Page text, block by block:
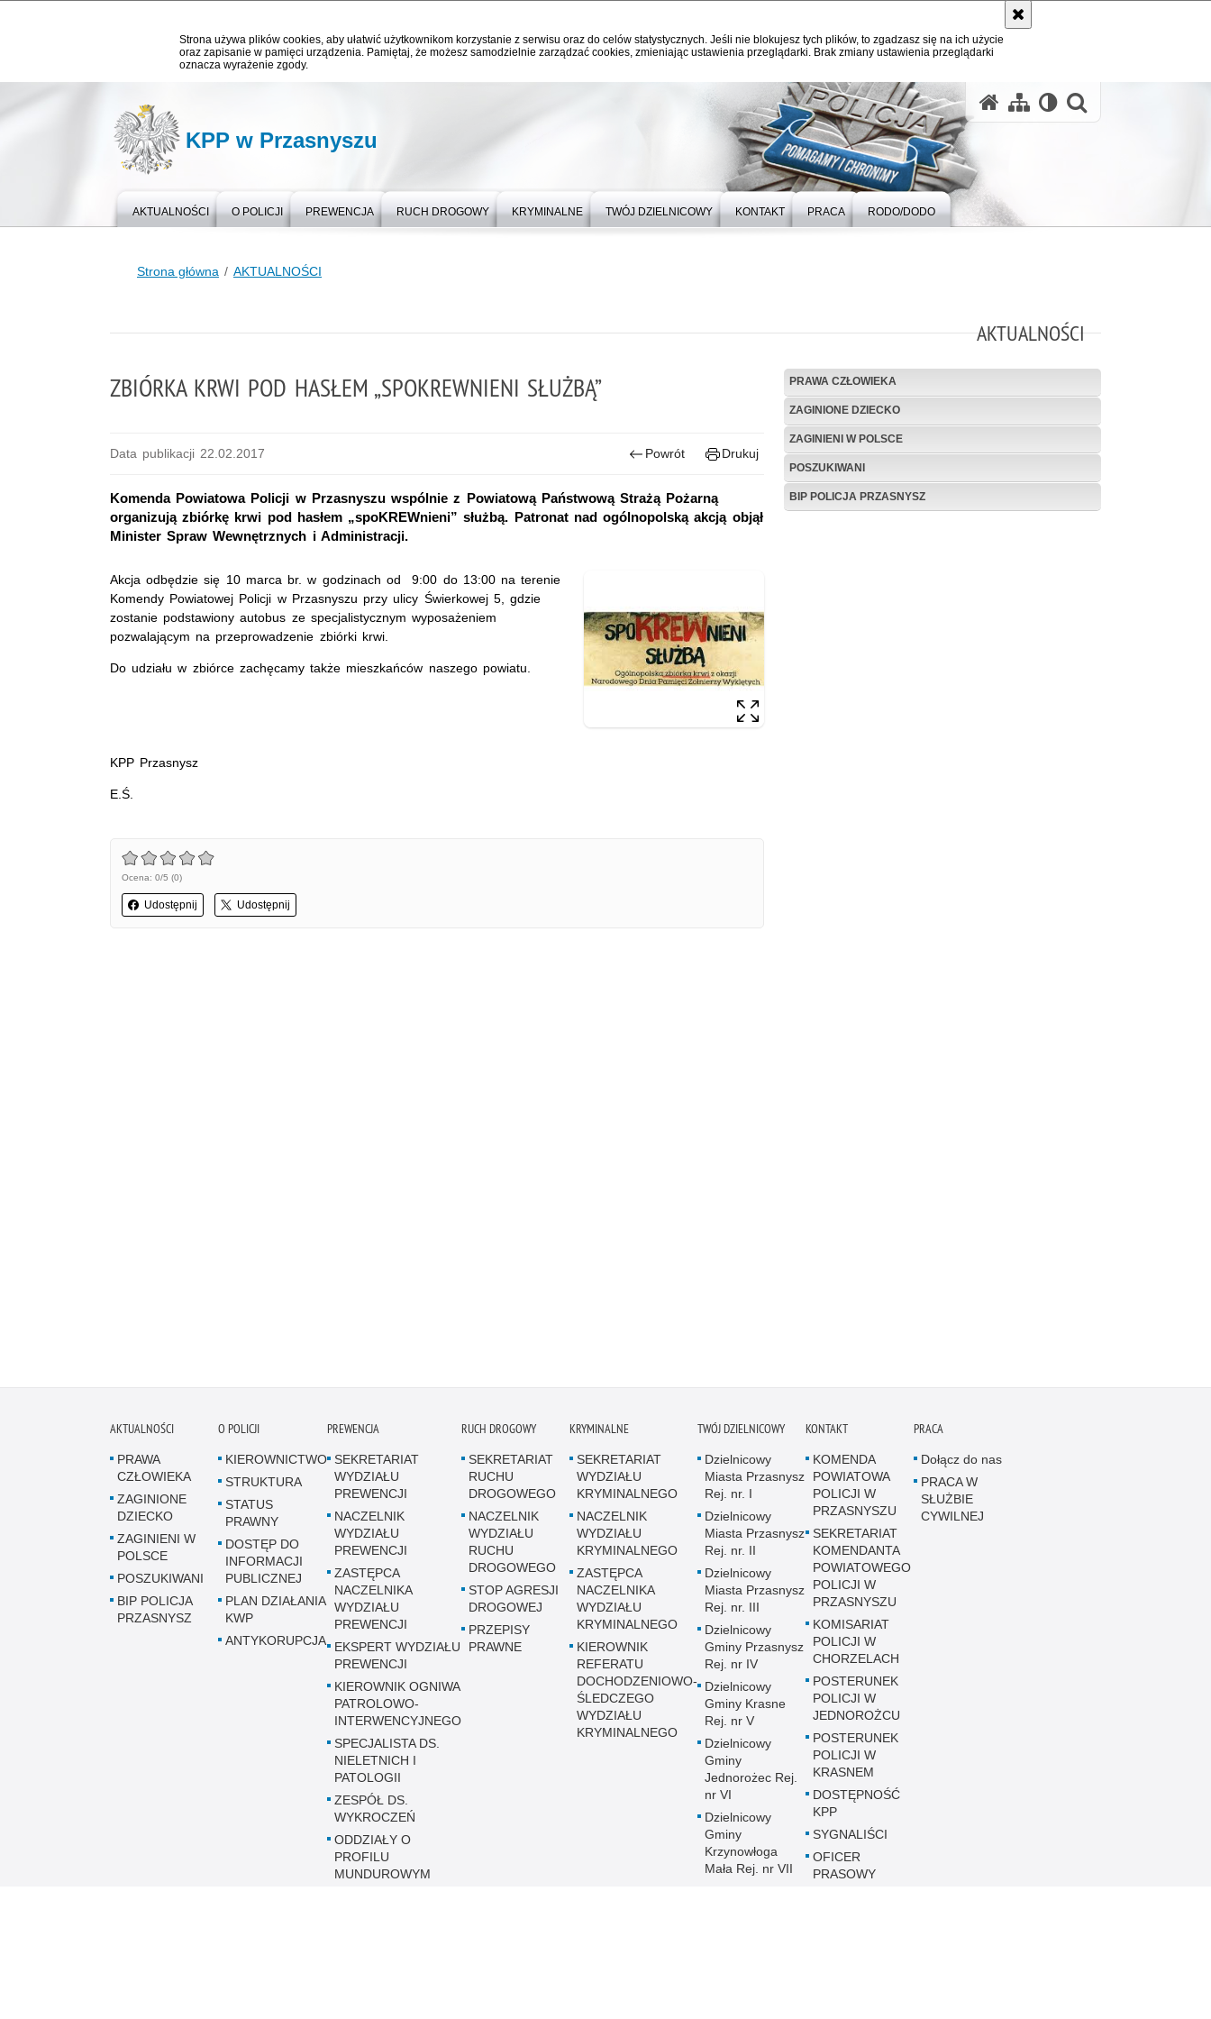
Strona używa plików cookies, aby ułatwić użytkownikom korzystanie z serwisu oraz do celów statystycznych. Jeśli nie blokujesz tych plików, to zgadzasz się na ich użycie
oraz zapisanie w pamięci urządzenia. Pamiętaj, że możesz samodzielnie zarządzać cookies, zmieniając ustawienia przeglądarki. Brak zmiany ustawienia przeglądarki
oznacza wyrażenie zgody.
KPP w Przasnyszu
AKTUALNOŚCI O POLICJI PREWENCJA RUCH DROGOWY KRYMINALNE TWÓJ DZIELNICOWY KONTAKT PRACA RODO/DODO
Strona główna AKTUALNOŚCI
AKTUALNOŚCI
PRAWA CZŁOWIEKA
ZAGINIONE DZIECKO
ZAGINIENI W POLSCE
POSZUKIWANI
BIP POLICJA PRZASNYSZ
ZBIÓRKA KRWI POD HASŁEM „SPOKREWNIENI SŁUŻBĄ”
Data publikacji 22.02.2017 Powrót Drukuj
Komenda Powiatowa Policji w Przasnyszu wspólnie z Powiatową Państwową Strażą Pożarną
organizują zbiórkę krwi pod hasłem „spoKREWnieni” służbą. Patronat nad ogólnopolską akcją objął
Minister Spraw Wewnętrznych i Administracji.
Akcja odbędzie się 10 marca br. w godzinach od 9:00 do 13:00 na terenie
Komendy Powiatowej Policji w Przasnyszu przy ulicy Świerkowej 5, gdzie
zostanie podstawiony autobus ze specjalistycznym wyposażeniem
pozwalającym na przeprowadzenie zbiórki krwi.
Do udziału w zbiórce zachęcamy także mieszkańców naszego powiatu.
KPP Przasnysz
E.Ś.
Ocena: 0/5 (0)
Udostępnij Udostępnij
AKTUALNOŚCI
PRAWA
CZŁOWIEKA
ZAGINIONE
DZIECKO
ZAGINIENI W
POLSCE
POSZUKIWANI
BIP POLICJA
PRZASNYSZ
O POLICJI
KIEROWNICTWO
STRUKTURA
STATUS
PRAWNY
DOSTĘP DO
INFORMACJI
PUBLICZNEJ
PLAN DZIAŁANIA
KWP
ANTYKORUPCJA
PREWENCJA
SEKRETARIAT
WYDZIAŁU
PREWENCJI
NACZELNIK
WYDZIAŁU
PREWENCJI
ZASTĘPCA
NACZELNIKA
WYDZIAŁU
PREWENCJI
EKSPERT WYDZIAŁU
PREWENCJI
KIEROWNIK OGNIWA
PATROLOWO-
INTERWENCYJNEGO
SPECJALISTA DS.
NIELETNICH I
PATOLOGII
ZESPÓŁ DS.
WYKROCZEŃ
ODDZIAŁY O
PROFILU
MUNDUROWYM
RUCH DROGOWY
SEKRETARIAT
RUCHU
DROGOWEGO
NACZELNIK
WYDZIAŁU
RUCHU
DROGOWEGO
STOP AGRESJI
DROGOWEJ
PRZEPISY
PRAWNE
KRYMINALNE
SEKRETARIAT
WYDZIAŁU
KRYMINALNEGO
NACZELNIK
WYDZIAŁU
KRYMINALNEGO
ZASTĘPCA
NACZELNIKA
WYDZIAŁU
KRYMINALNEGO
KIEROWNIK
REFERATU
DOCHODZENIOWO-
ŚLEDCZEGO
WYDZIAŁU
KRYMINALNEGO
TWÓJ DZIELNICOWY
Dzielnicowy
Miasta Przasnysz
Rej. nr. I
Dzielnicowy
Miasta Przasnysz
Rej. nr. II
Dzielnicowy
Miasta Przasnysz
Rej. nr. III
Dzielnicowy
Gminy Przasnysz
Rej. nr IV
Dzielnicowy
Gminy Krasne
Rej. nr V
Dzielnicowy
Gminy
Jednorożec Rej.
nr VI
Dzielnicowy
Gminy
Krzynowłoga
Mała Rej. nr VII
KONTAKT
KOMENDA
POWIATOWA
POLICJI W
PRZASNYSZU
SEKRETARIAT
KOMENDANTA
POWIATOWEGO
POLICJI W
PRZASNYSZU
KOMISARIAT
POLICJI W
CHORZELACH
POSTERUNEK
POLICJI W
JEDNOROŻCU
POSTERUNEK
POLICJI W
KRASNEM
DOSTĘPNOŚĆ
KPP
SYGNALIŚCI
OFICER
PRASOWY
PRACA
Dołącz do nas
PRACA W
SŁUŻBIE
CYWILNEJ